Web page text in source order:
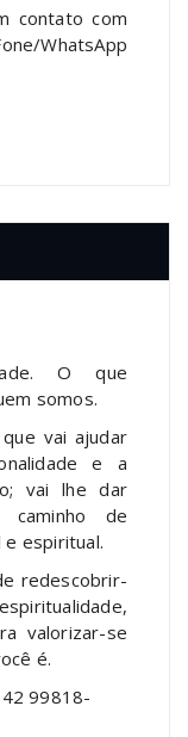
contato com
WhatsApp
O que
somos.
vai ajudar
e a
vai lhe dar
caminho de
e espiritual.
redescobrir-
valorizar-se
é.
42 99818-